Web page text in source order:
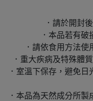
．請於開封
．本品若有破
．請依食用方法
．重大疾病及特殊體
．室溫下保存，避免
．本品為天然成分所